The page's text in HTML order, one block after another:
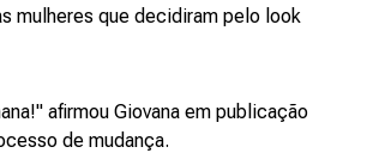
mulheres que decidiram pelo look
afirmou Giovana em publicação
de mudança.